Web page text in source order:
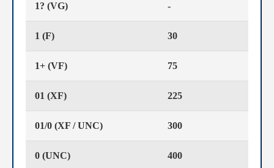
1? (VG) -
1 (F) 30
1+ (VF) 75
01 (XF) 225
01/0 (XF / UNC) 300
0 (UNC) 400